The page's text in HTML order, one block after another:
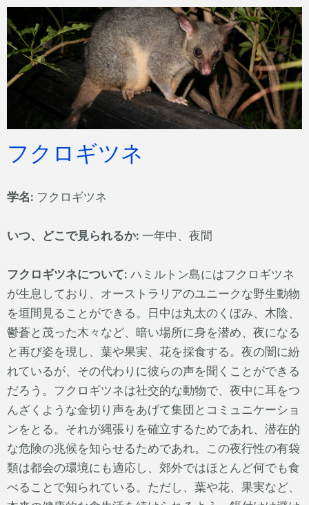
フクロギツネ
学名: フクロギツネ
いつ、どこで見られるか: 一年中、夜間
フクロギツネについて: ハミルトン島にはフクロギツネ
が生息しており、オーストラリアのユニークな野生動物
を垣間見ることができる。日中は丸太のくぼみ、木陰、
鬱蒼と茂った木々など、暗い場所に身を潜め、夜になる
と再び姿を現し、葉や果実、花を採食する。夜の闇に紛
れているが、その代わりに彼らの声を聞くことができる
だろう。フクロギツネは社交的な動物で、夜中に耳をつ
んざくような金切り声をあげて集団とコミュニケーショ
ンをとる。それが縄張りを確立するためであれ、潜在的
な危険の兆候を知らせるためであれ。この夜行性の有袋
類は都会の環境にも適応し、郊外ではほとんど何でも食
べることで知られている。ただし、葉や花、果実など、